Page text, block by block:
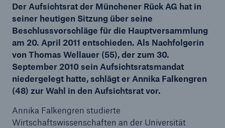
Der Aufsichtsrat der Münchener Rück AG hat in
seiner heutigen Sitzung über seine
Beschlussvorschläge für die Hauptversammlung
am 20. April 2011 entschieden. Als Nachfolgerin
von Thomas Wellauer (55), der zum 30.
September 2010 sein Aufsichtsratsmandat
niedergelegt hatte, schlägt er Annika Falkengren
(48) zur Wahl in den Aufsichtsrat vor.
Annika Falkengren studierte
Wirtschaftswissenschaften an der Universität
Tech Trend Radar 2026
Our expert perspective for insurance